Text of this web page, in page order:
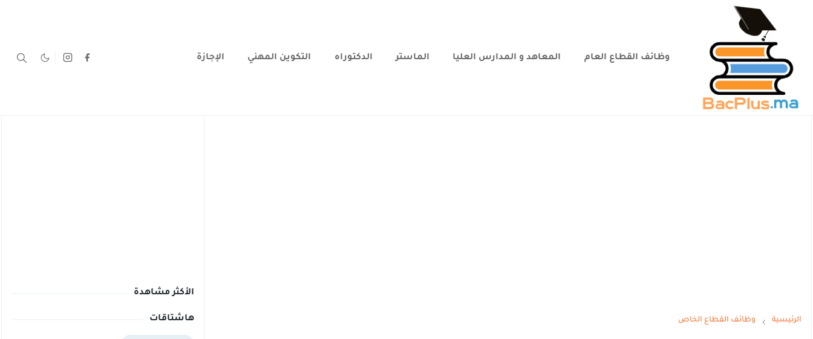
وظائف القطاع العام المعاهد و المدارس العليا الماستر الدكتوراه التكوين المهني الإجازة
الرئيسية وظائف القطاع الخاص
الأكثر مشاهدة
هاشتاقات